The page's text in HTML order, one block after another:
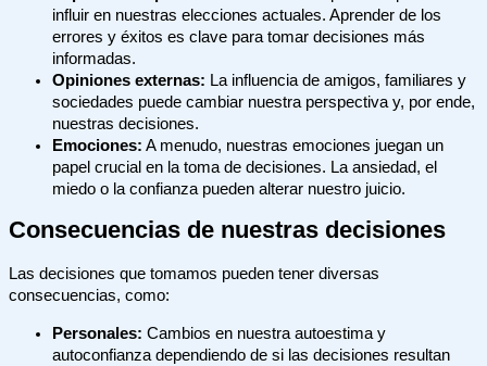
influir en nuestras elecciones actuales. Aprender de los
errores y éxitos es clave para tomar decisiones más
informadas.
Opiniones externas: La influencia de amigos, familiares y
sociedades puede cambiar nuestra perspectiva y, por ende,
nuestras decisiones.
Emociones: A menudo, nuestras emociones juegan un
papel crucial en la toma de decisiones. La ansiedad, el
miedo o la confianza pueden alterar nuestro juicio.
Consecuencias de nuestras decisiones
Las decisiones que tomamos pueden tener diversas
consecuencias, como:
Personales: Cambios en nuestra autoestima y
autoconfianza dependiendo de si las decisiones resultan